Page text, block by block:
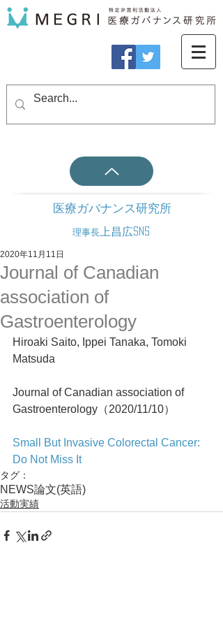
医療ガバナンス研究所
理事長 上昌広SNS
Journal of Canadian
association of
Gastroenterology
2020年11月11日
Hiroaki Saito, Ippei Tanaka, Tomoki
Matsuda
Journal of Canadian association of
Gastroenterology（2020/11/10）
Small But Invasive Colorectal Cancer:
Do Not Miss It
タグ：
NEWS論文(英語)
活動実績